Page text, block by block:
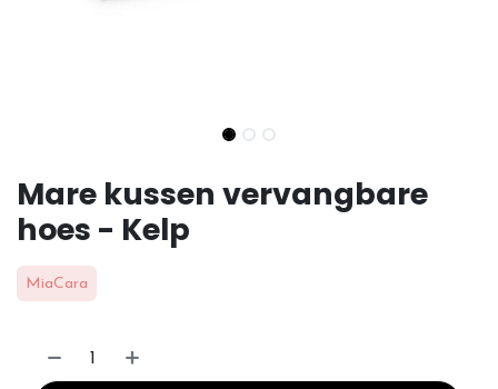
Mare kussen vervangbare
hoes - Kelp
MiaCara